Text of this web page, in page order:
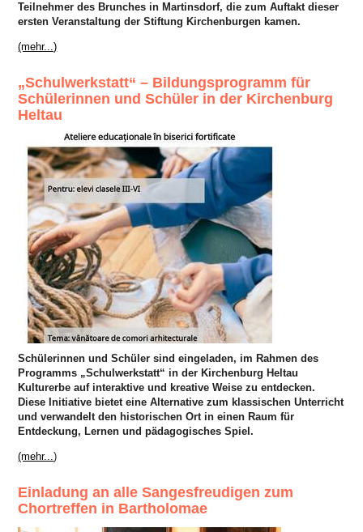
Teilnehmer des Brunches in Martinsdorf, die zum Auftakt dieser
ersten Veranstaltung der Stiftung Kirchenburgen kamen.
(mehr...)
„Schulwerkstatt“ – Bildungsprogramm für
Schülerinnen und Schüler in der Kirchenburg
Heltau
Schülerinnen und Schüler sind eingeladen, im Rahmen des
Programms „Schulwerkstatt“ in der Kirchenburg Heltau
Kulturerbe auf interaktive und kreative Weise zu entdecken.
Diese Initiative bietet eine Alternative zum klassischen Unterricht
und verwandelt den historischen Ort in einen Raum für
Entdeckung, Lernen und pädagogisches Spiel.
(mehr...)
Einladung an alle Sangesfreudigen zum
Chortreffen in Bartholomae